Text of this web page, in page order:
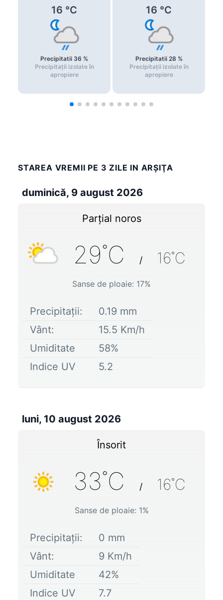
16 °C
Precipitatii 36 %
Precipitații izolate în
apropiere
16 °C
Precipitatii 28 %
Precipitații izolate în
apropiere
STAREA VREMII PE 3 ZILE IN ARŞIŢA
duminică, 9 august 2026
Parțial noros
29˚C / 16˚C
Sanse de ploaie: 17%
Precipitații: 0.19 mm
Vânt:
15.5 Km/h
Umiditate
58%
Indice UV
5.2
luni, 10 august 2026
Însorit
33˚C / 16˚C
Sanse de ploaie: 1%
Precipitații: 0 mm
Vânt:
9 Km/h
Umiditate
42%
Indice UV
7.7